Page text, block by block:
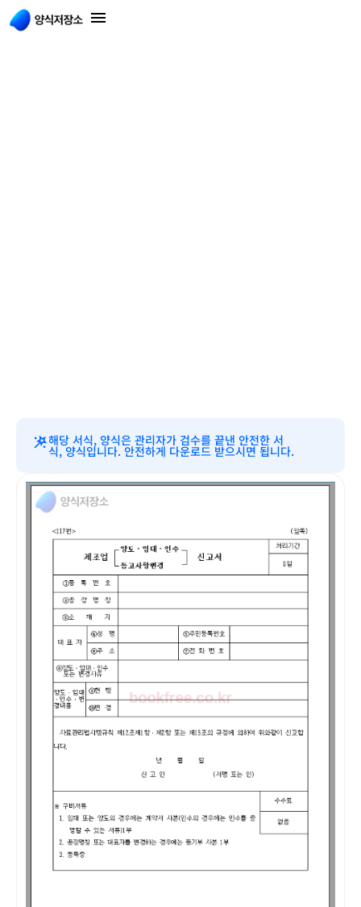
해당 서식, 양식은 관리자가 검수를 끝낸 안전한 서
식, 양식입니다. 안전하게 다운로드 받으시면 됩니다.